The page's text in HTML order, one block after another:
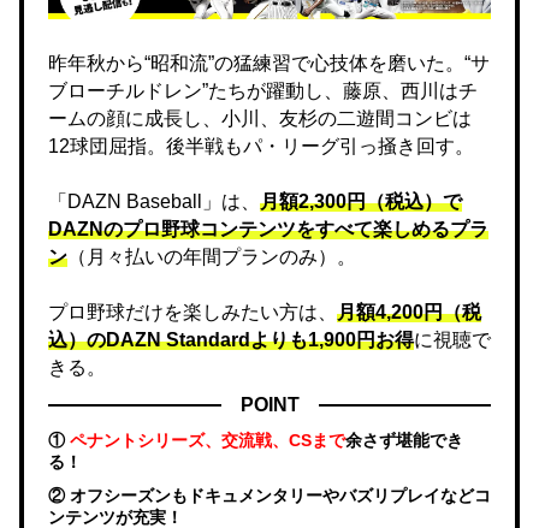
昨年秋から“昭和流”の猛練習で心技体を磨いた。“サ
ブローチルドレン”たちが躍動し、藤原、西川はチ
ームの顔に成長し、小川、友杉の二遊間コンビは
12球団屈指。後半戦もパ・リーグ引っ掻き回す。
「DAZN Baseball」は、 月額2,300円（税込）で
DAZNのプロ野球コンテンツをすべて楽しめるプラ
ン （月々払いの年間プランのみ）。
プロ野球だけを楽しみたい方は、 月額4,200円（税
込）のDAZN Standard​よりも1,900円お得に視聴で
きる。
POINT
①ペナントシリーズ、交流戦、CSまで余さず堪能でき
る！
② オフシーズンもドキュメンタリーやバズリプレイなどコ
ンテンツが充実！